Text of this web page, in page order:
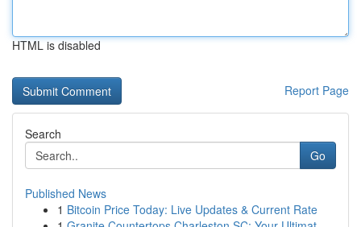
HTML is disabled
Report Page
Search
Go
Published News
1 Bitcoin Price Today: Live Updates & Current Rate